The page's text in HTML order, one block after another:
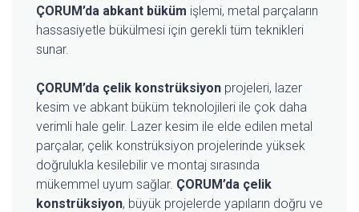
ÇORUM’da abkant büküm işlemi, metal parçaların
hassasiyetle bükülmesi için gerekli tüm teknikleri
sunar.
ÇORUM’da çelik konstrüksiyon projeleri, lazer
kesim ve abkant büküm teknolojileri ile çok daha
verimli hale gelir. Lazer kesim ile elde edilen metal
parçalar, çelik konstrüksiyon projelerinde yüksek
doğrulukla kesilebilir ve montaj sırasında
mükemmel uyum sağlar. ÇORUM’da çelik
konstrüksiyon, büyük projelerde yapıların doğru ve